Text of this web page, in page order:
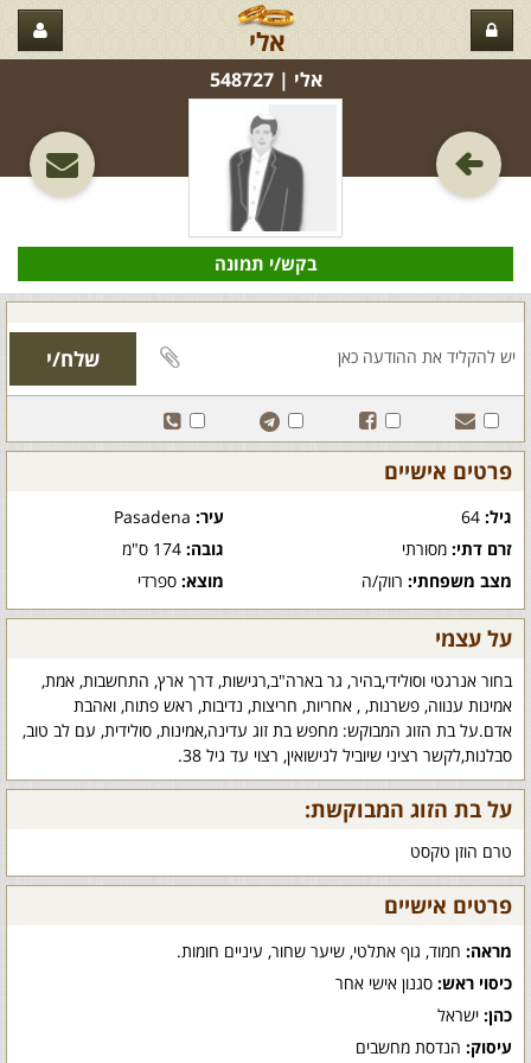
אלי
אלי‏ | 548727
בקש/י תמונה
פרטים אישיים
גיל: עיר:Pasadena
זרם דתי: מסורתי גובה:174 ס"מ
מצב משפחתי: רווק/ה מוצא:ספרדי
על עצמי
בחור אנרגטי וסולידי,בהיר, גר בארה"ב,רגישות, דרך ארץ, התחשבות, אמת,
אמינות ענווה, פשרנות, , אחריות, חריצות, נדיבות, ראש פתוח, ואהבת
אדם.על בת הזוג המבוקש: מחפש בת זוג עדינה,אמינות, סולידית, עם לב טוב,
סבלנות,לקשר רציני שיוביל לנישואין, רצוי עד גיל 38.
על בת הזוג המבוקשת:
טרם הוזן טקסט
פרטים אישיים
מראה: חמוד, גוף אתלטי, שיער שחור, עיניים חומות.
כיסוי ראש: סגנון אישי אחר
כהן: ישראל
עיסוק: הנדסת מחשבים